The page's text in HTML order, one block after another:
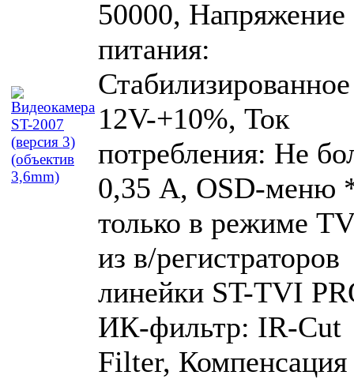
50000, Напряжение
питания:
Стабилизированное
12V-+10%, Ток
потребления: Не
0,35 А, OSD-меню
только в режиме
из в/регистраторов
линейки ST-TVI
ИК-фильтр: IR-Cut
Filter, Компенсация